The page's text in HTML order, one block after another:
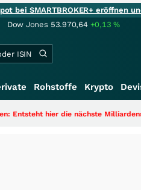
bei SMARTBROKER+ eröffnen
Dow Jones 53.970,64 +0,13%
Rohstoffe Krypto
die nächste Milliardenstory?+++